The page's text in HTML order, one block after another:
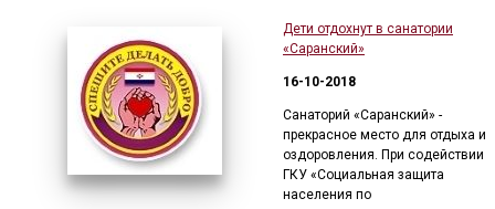
Дети отдохнут в санатории
«Саранский»
16-10-2018
Санаторий «Саранский» -
прекрасное место для отдыха и
оздоровления. При содействии
ГКУ «Социальная защита
населения по